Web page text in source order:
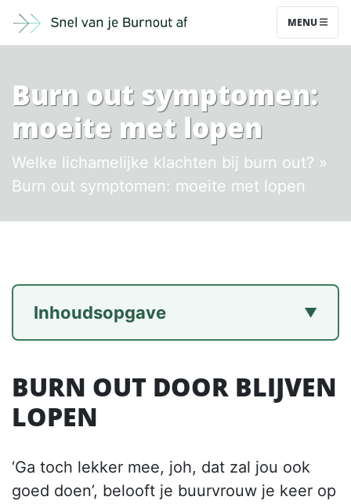
MENU
Burn out symptomen:
moeite met lopen
Welke lichamelijke klachten bij burn out? »
Burn out symptomen: moeite met lopen
Inhoudsopgave
BURN OUT DOOR BLIJVEN
LOPEN
‘Ga toch lekker mee, joh, dat zal jou ook
goed doen’, belooft je buurvrouw je keer op